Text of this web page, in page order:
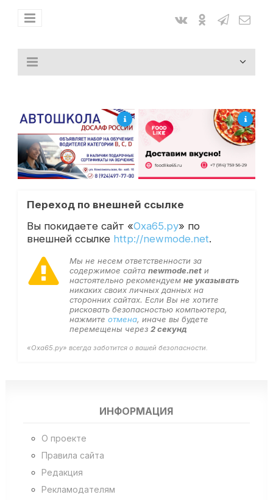
Переход по внешней ссылке
Вы покидаете сайт «Оха65.ру» по
внешней ссылке http://newmode.net.
Мы не несем ответственности за
содержимое сайта newmode.netи
настоятельно рекомендуем не указывать
никаких своих личных данных на
сторонних сайтах. Если Вы не хотите
рисковать безопасностью компьютера,
нажмите отмена, иначе вы будете
перемещены через 2секунд
«Оха65.ру» всегда заботится о вашей безопасности.
ИНФОРМАЦИЯ
О проекте
Правила сайта
Редакция
Рекламодателям